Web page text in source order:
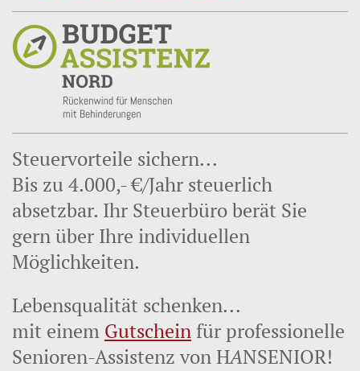
Steuervorteile sichern...
Bis zu 4.000,- €/Jahr steuerlich
absetzbar. Ihr Steuerbüro berät Sie
gern über Ihre individuellen
Möglichkeiten.
Lebensqualität schenken...
mit einem Gutschein für professionelle
Senioren-Assistenz von HANSENIOR!